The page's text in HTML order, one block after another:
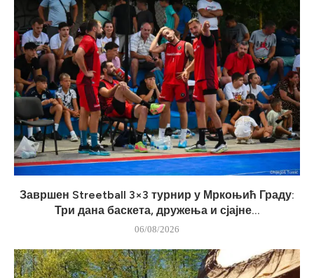
Завршен Streetball 3×3 турнир у Мркоњић Граду:
Три дана баскета, дружења и сјајне...
06/08/2026